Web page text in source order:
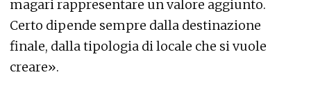
magari rappresentare un valore aggiunto.
Certo dipende sempre dalla destinazione
finale, dalla tipologia di locale che si vuole
creare».